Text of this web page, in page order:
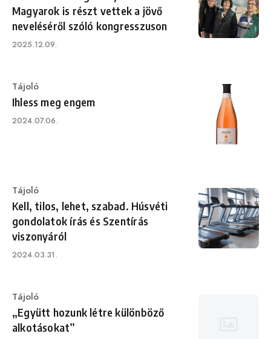
Magyarok is részt vettek a jövő
neveléséről szóló kongresszuson
Published
2025.12.09.
Category
Tájoló
Ihless meg engem
Published
2024.07.06.
Category
Tájoló
Kell, tilos, lehet, szabad. Húsvéti
gondolatok írás és Szentírás
viszonyáról
Published
2024.03.31.
Category
Tájoló
„Együtt hozunk létre különböző
alkotásokat”